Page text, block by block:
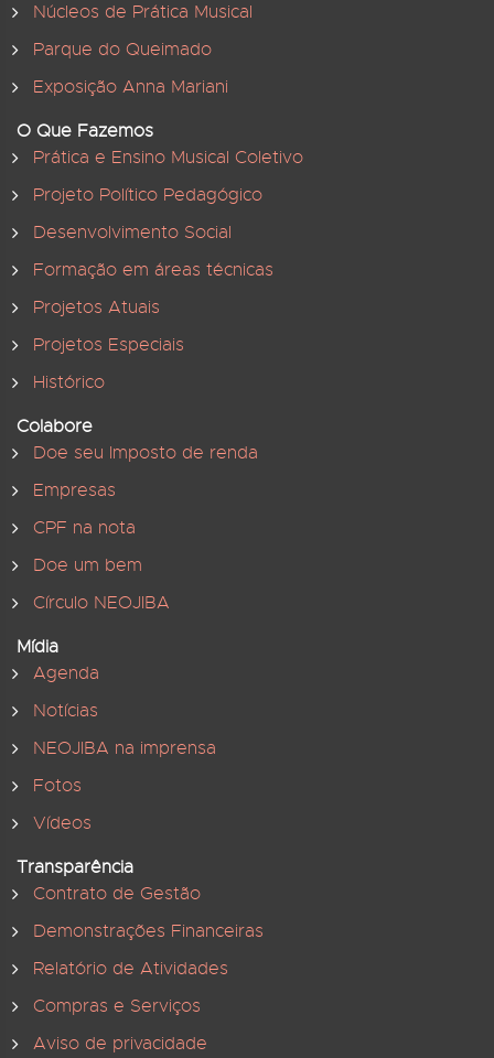
Núcleos de Prática Musical
Parque do Queimado
Exposição Anna Mariani
O Que Fazemos
Prática e Ensino Musical Coletivo
Projeto Político Pedagógico
Desenvolvimento Social
Formação em áreas técnicas
Projetos Atuais
Projetos Especiais
Histórico
Colabore
Doe seu Imposto de renda
Empresas
CPF na nota
Doe um bem
Círculo NEOJIBA
Mídia
Agenda
Notícias
NEOJIBA na imprensa
Fotos
Vídeos
Transparência
Contrato de Gestão
Demonstrações Financeiras
Relatório de Atividades
Compras e Serviços
Aviso de privacidade